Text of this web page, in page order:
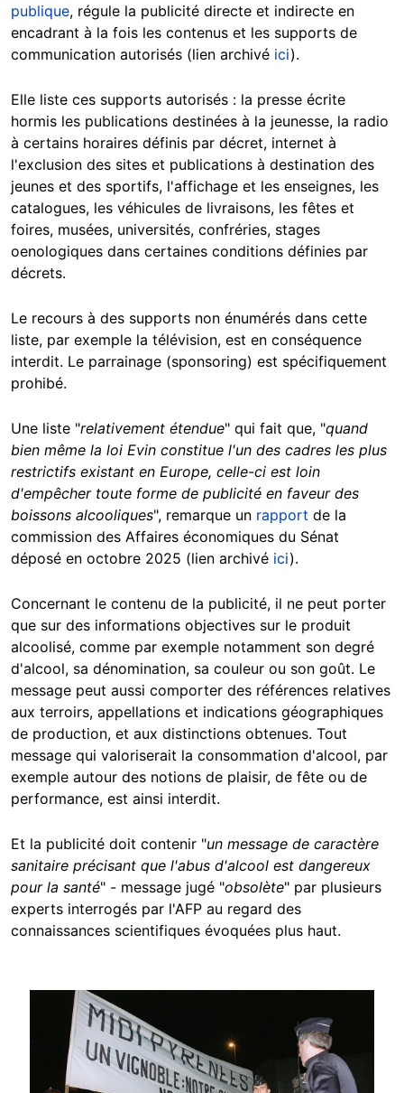
publique, régule la publicité directe et indirecte en
encadrant à la fois les contenus et les supports de
communication autorisés (lien archivé ici).
Elle liste ces supports autorisés : la presse écrite
hormis les publications destinées à la jeunesse, la radio
à certains horaires définis par décret, internet à
l'exclusion des sites et publications à destination des
jeunes et des sportifs, l'affichage et les enseignes, les
catalogues, les véhicules de livraisons, les fêtes et
foires, musées, universités, confréries, stages
oenologiques dans certaines conditions définies par
décrets.
Le recours à des supports non énumérés dans cette
liste, par exemple la télévision, est en conséquence
interdit. Le parrainage (sponsoring) est spécifiquement
prohibé.
Une liste "relativement étendue" qui fait que, "quand
bien même la loi Evin constitue l'un des cadres les plus
restrictifs existant en Europe, celle-ci est loin
d'empêcher toute forme de publicité en faveur des
boissons alcooliques", remarque un rapport de la
commission des Affaires économiques du Sénat
déposé en octobre 2025 (lien archivé ici).
Concernant le contenu de la publicité, il ne peut porter
que sur des informations objectives sur le produit
alcoolisé, comme par exemple notamment son degré
d'alcool, sa dénomination, sa couleur ou son goût. Le
message peut aussi comporter des références relatives
aux terroirs, appellations et indications géographiques
de production, et aux distinctions obtenues. Tout
message qui valoriserait la consommation d'alcool, par
exemple autour des notions de plaisir, de fête ou de
performance, est ainsi interdit.
Et la publicité doit contenir "un message de caractère
sanitaire précisant que l'abus d'alcool est dangereux
pour la santé" - message jugé "obsolète" par plusieurs
experts interrogés par l'AFP au regard des
connaissances scientifiques évoquées plus haut.